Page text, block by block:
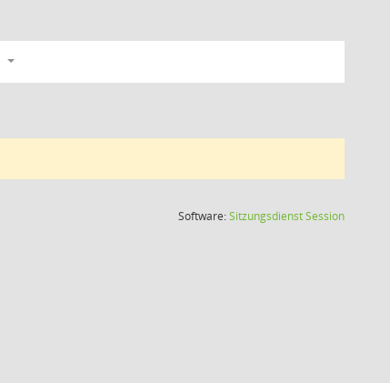
Software:SitzungsdienstSession(Wird in